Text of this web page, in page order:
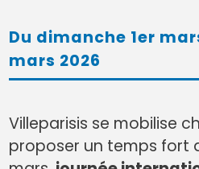
Du dimanche 1er
mars 2026
Villeparisis se mobilise
proposer un temps fort